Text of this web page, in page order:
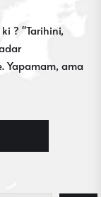
? ''Tarihini,
Yapamam, ama